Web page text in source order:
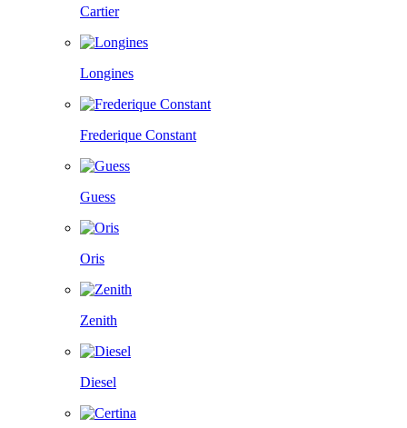
Cartier
Longines
Frederique Constant
Guess
Oris
Zenith
Diesel